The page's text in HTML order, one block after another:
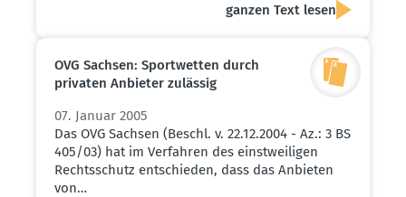
ganzen Text lesen
OVG Sachsen: Sport­wetten durch
privaten Anbieter zulässig
07. Januar 2005
Das OVG Sachsen (Beschl. v. 22.12.2004 - Az.: 3 BS
405/03) hat im Verfahren des einstweiligen
Rechtsschutz entschieden, dass das Anbieten
von…